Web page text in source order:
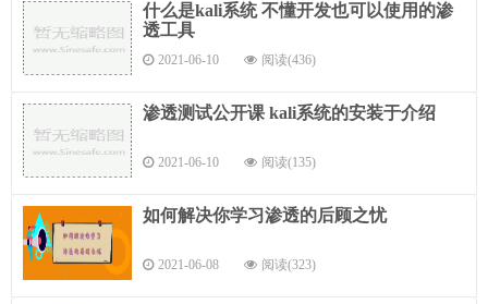
什么是kali系统 不懂开发也可以使用的渗
透工具
2021-06-10 阅读(436)
渗透测试公开课 kali系统的安装于介绍
2021-06-10 阅读(135)
如何解决你学习渗透的后顾之忧
2021-06-08 阅读(323)